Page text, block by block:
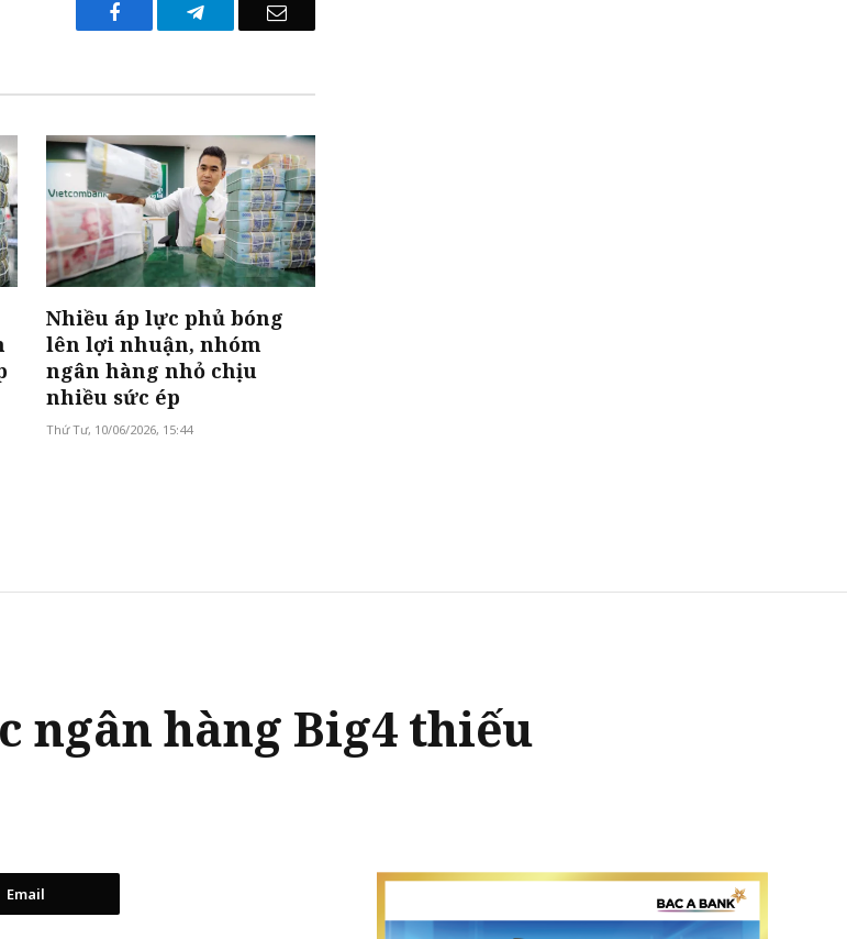
Facebook Telegram Email
Nhiều áp lực phủ bóng
lên lợi nhuận, nhóm
ngân hàng nhỏ chịu
nhiều sức ép
Thứ Tư, 10/06/2026, 15:44
ngân hàng Big4 thiếu
Email